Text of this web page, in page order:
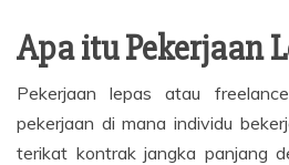
Apa itu Pekerjaan
Pekerjaan lepas atau
pekerjaan di mana individu
terikat kontrak jangka panjang